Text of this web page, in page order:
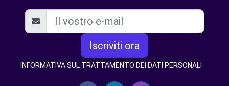
Iscriviti ora
INFORMATIVA SUL TRATTAMENTO DEI DATI PERSONALI